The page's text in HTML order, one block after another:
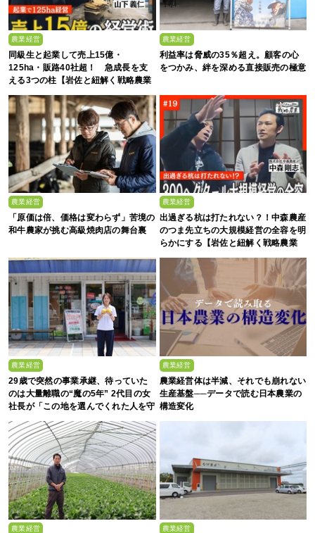
農業経営
同級生と起業して売上15億・
125ha・販路40社超！ 急成長を支
える3つの柱【岩佐と紐解く戦略農業
農業経営
利益率は脅威の35％超え。顧客の心
をつかみ、絆を深める直接販売の極意
農業経営
「原価は倍、価格は変わらず」苦境の
和牛農家が挑む高級焼肉店の舞台裏
農業経営
出過ぎる杭は打たれない？！中森農産
のつま先立ちの大規模経営の全容を明
らかにする【岩佐と紐解く戦略農業
#19】
農業経営
29歳で突然の事業承継、待っていた
のは大量離職の“魔の5年” 2代目の女
社長が「この地を選んでくれた人を守
る」と誓った日
農業経営
農業経営体は半減、それでも崩れない
生産基盤──データで読む日本農業の
構造変化
農業経営 農業経営